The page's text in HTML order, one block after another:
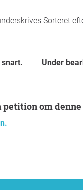
Sorteret
snart. Under
petition om